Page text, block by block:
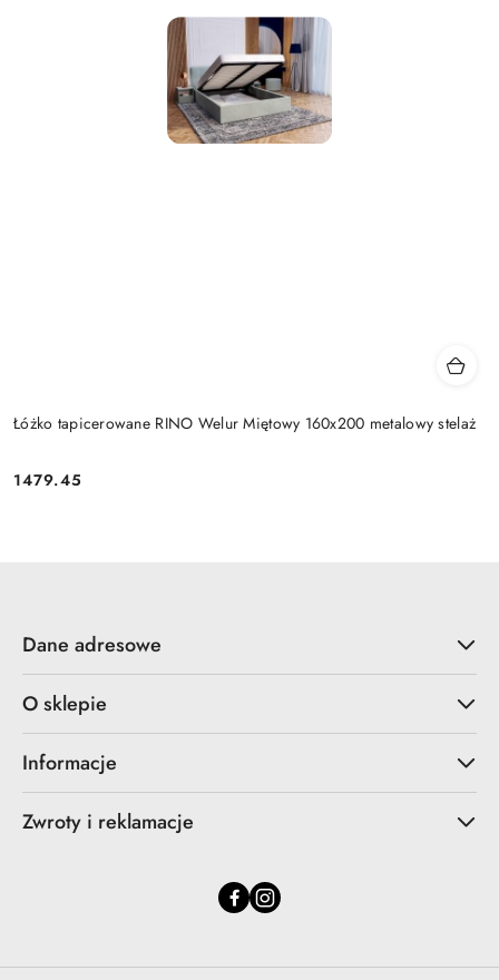
Łóżko tapicerowane RINO Welur Miętowy 160x200 metalowy stelaż
Cena:
1479.45
Dane adresowe
O sklepie
Informacje
Zwroty i reklamacje